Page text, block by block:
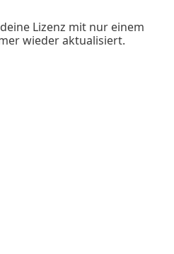
Lizenz mit nur einem
wieder aktualisiert.